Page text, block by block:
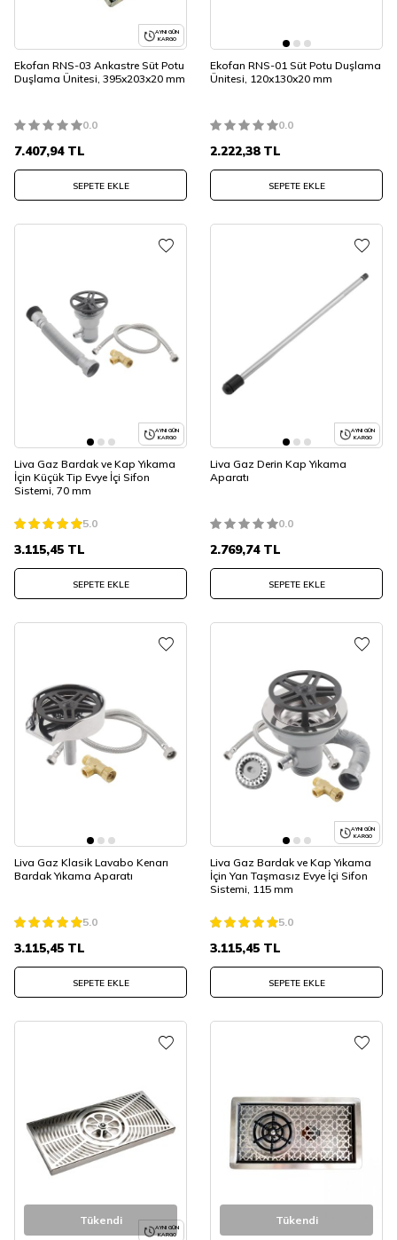
AYNI GÜN
KARGO
Ekofan RNS-03 Ankastre Süt Potu
Duşlama Ünitesi, 395x203x20 mm
0.0
7.407,94TL
SEPETE EKLE
Ekofan RNS-01 Süt Potu Duşlama
Ünitesi, 120x130x20 mm
0.0
2.222,38TL
SEPETE EKLE
AYNI GÜN
KARGO
Liva Gaz Bardak ve Kap Yıkama
İçin Küçük Tip Evye İçi Sifon
Sistemi, 70 mm
5.0
3.115,45 TL
SEPETE EKLE
AYNI GÜN
KARGO
Liva Gaz Derin Kap Yıkama
Aparatı
0.0
2.769,74TL
SEPETE EKLE
Liva Gaz Klasik Lavabo Kenarı
Bardak Yıkama Aparatı
5.0
3.115,45 TL
SEPETE EKLE
AYNI GÜN
KARGO
Liva Gaz Bardak ve Kap Yıkama
İçin Yan Taşmasız Evye İçi Sifon
Sistemi, 115 mm
5.0
3.115,45 TL
SEPETE EKLE
Tükendi
AYNI GÜN
KARGO
Tükendi